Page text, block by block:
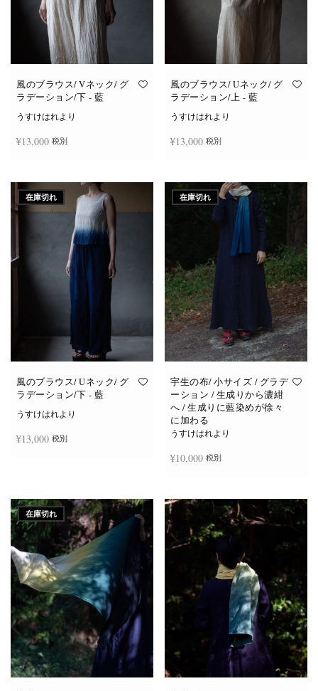
風のブラウス/ Vネック/ グ
ラデーション/下 - 藍
うすけはれより
¥13,000 税別
風のブラウス/ Uネック/ グ
ラデーション/上 - 藍
うすけはれより
¥13,000 税別
在庫切れ
風のブラウス/ Uネック/ グ
ラデーション/下 - 藍
うすけはれより
¥13,000 税別
在庫切れ
宇生の布/ 小サイズ / グラデ
ーション / 生成りから濃紺
へ / 生成りに藍染めが徐々
に加わる
うすけはれより
¥10,000 税別
在庫切れ